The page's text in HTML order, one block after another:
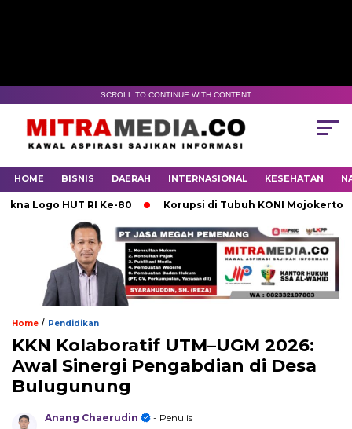
SCROLL TO CONTINUE WITH CONTENT
HOME BISNIS DAERAH INTERNASIONAL KESEHATAN
HUT RI Ke-80 Korupsi di Tubuh KONI Mojokerto
Home / Pendidikan
KKN Kolaboratif UTM–UGM 2026:
Awal Sinergi Pengabdian di Desa
Bulugunung
Anang Chaerudin
- Penulis